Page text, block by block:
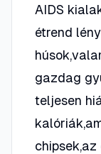
AIDS
étrend
gazdag
teljesen